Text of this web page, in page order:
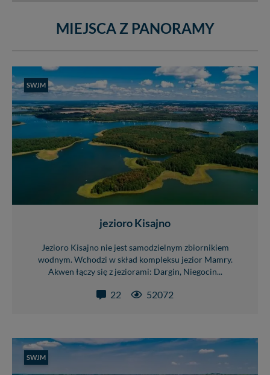
MIEJSCA Z PANORAMY
SWJM
jezioro Kisajno
Jezioro Kisajno nie jest samodzielnym zbiornikiem
wodnym. Wchodzi w skład kompleksu jezior Mamry.
Akwen łączy się z jeziorami: Dargin, Niegocin...
22 52072
SWJM